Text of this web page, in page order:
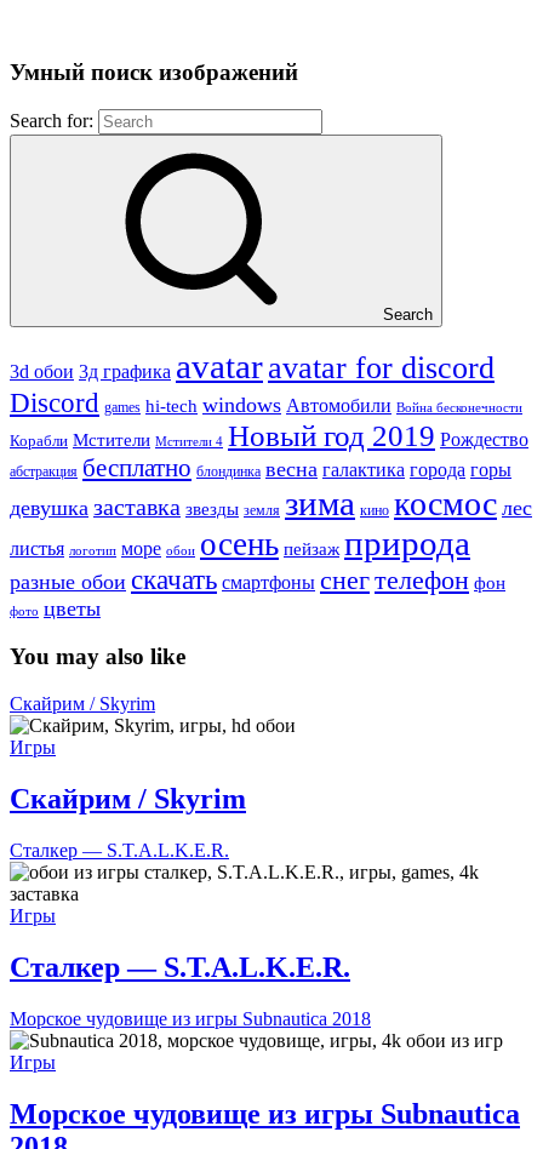
Умный поиск изображений
Search for:
Search
3d обои 3д графика avataravatar for discord
Discord games hi-tech windows Автомобили Война бесконечности
Корабли Мстители Мстители 4 Новый год 2019 Рождество
абстракция бесплатно блондинка весна галактика города горы
девушка заставка звезды земля зима кино космос лес
листья логотип море обои осень пейзаж природа
разные обои скачать смартфоны снегтелефон фон
фото цветы
You may also like
Скайрим / Skyrim
Игры
Скайрим / Skyrim
Сталкер — S.T.A.L.K.E.R.
Игры
Сталкер — S.T.A.L.K.E.R.
Морское чудовище из игры Subnautica 2018
Игры
Морское чудовище из игры Subnautica